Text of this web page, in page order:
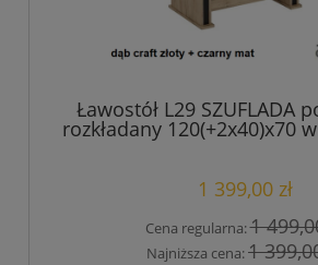
Ławostół L29 SZUFLADA
rozkładany 120(+2x40)x70
craft złoty +
1 399,00 zł
Cena regularna:1
Najniższa cena:1